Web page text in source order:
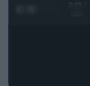
0:39 /